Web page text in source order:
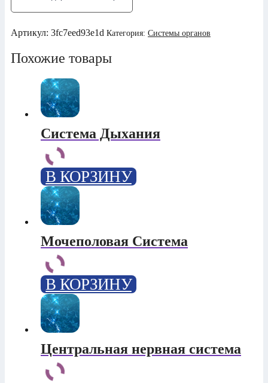
Артикул: 3fc7eed93e1d Категория: Системы органов
Похожие товары
Система Дыхания
В КОРЗИНУ
Мочеполовая Система
В КОРЗИНУ
Центральная нервная система